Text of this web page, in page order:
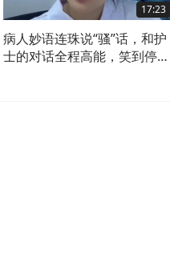
17:23
病人妙语连珠说“骚”话，和护
士的对话全程高能，笑到停不